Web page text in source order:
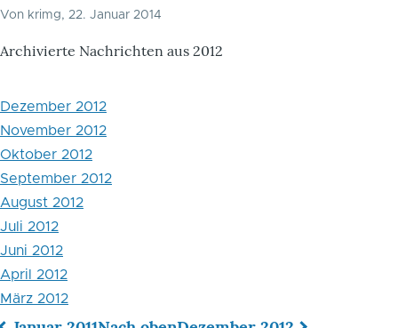
Von krimg, 22. Januar 2014
Archivierte Nachrichten aus 2012
Dezember 2012
November 2012
Oktober 2012
September 2012
August 2012
Juli 2012
Juni 2012
April 2012
März 2012